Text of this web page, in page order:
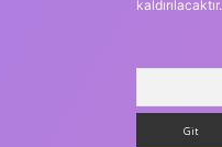
kaldırılacaktır.